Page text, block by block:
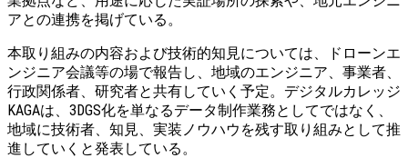
アとの連携を掲げている。
本取り組みの内容および技術的知見については、ドローンエ
ンジニア会議等の場で報告し、地域のエンジニア、事業者、
行政関係者、研究者と共有していく予定。デジタルカレッジ
KAGAは、3DGS化を単なるデータ制作業務としてではなく、
地域に技術者、知見、実装ノウハウを残す取り組みとして推
進していくと発表している。